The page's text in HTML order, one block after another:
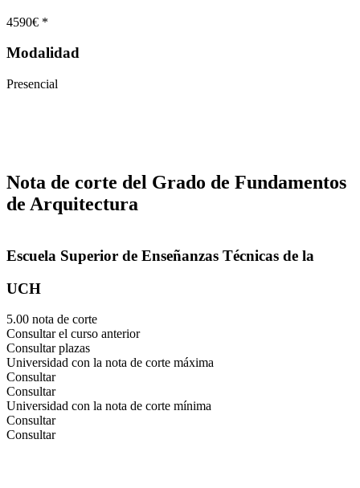
4590€ *
Modalidad
Presencial
Nota de corte del Grado de Fundamentos
de Arquitectura
Escuela Superior de Enseñanzas Técnicas de la
UCH
5.00 nota de corte
Consultar el curso anterior
Consultar plazas
Universidad con la nota de corte máxima
Consultar
Consultar
Universidad con la nota de corte mínima
Consultar
Consultar